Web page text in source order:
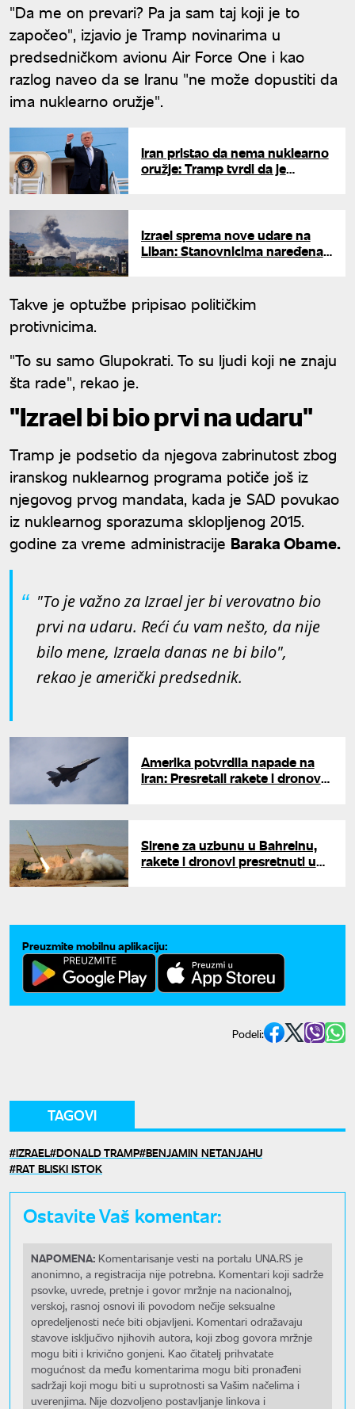
"Da me on prevari? Pa ja sam taj koji je to
započeo", izjavio je Tramp novinarima u
predsedničkom avionu Air Force One i kao
razlog naveo da se Iranu "ne može dopustiti da
ima nuklearno oružje".
Iran pristao da nema nuklearno
oružje: Tramp tvrdi da je
Izrael sprema nove udare na
Liban: Stanovnicima naređena
Takve je optužbe pripisao političkim
protivnicima.
"To su samo Glupokrati. To su ljudi koji ne znaju
šta rade", rekao je.
"Izrael bi bio prvi na udaru"
Tramp je podsetio da njegova zabrinutost zbog
iranskog nuklearnog programa potiče još iz
njegovog prvog mandata, kada je SAD povukao
iz nuklearnog sporazuma sklopljenog 2015.
godine za vreme administracije Baraka Obame.
"To je važno za Izrael jer bi verovatno bio
prvi na udaru. Reći ću vam nešto, da nije
bilo mene, Izraela danas ne bi bilo",
rekao je američki predsednik.
Amerika potvrdila napade na
Iran: Presretali rakete i dronove
Sirene za uzbunu u Bahreinu,
rakete i dronovi presretnuti u
Preuzmite mobilnu aplikaciju:
Podeli:
TAGOVI
IZRAEL DONALD TRAMP BENJAMIN NETANJAHU
RAT BLISKI ISTOK
Ostavite Vaš komentar:
NAPOMENA: Komentarisanje vesti na portalu UNA.RS je
anonimno, a registracija nije potrebna. Komentari koji sadrže
psovke, uvrede, pretnje i govor mržnje na nacionalnoj,
verskoj, rasnoj osnovi ili povodom nečije seksualne
opredeljenosti neće biti objavljeni. Komentari odražavaju
stavove isključivo njihovih autora, koji zbog govora mržnje
mogu biti i krivično gonjeni. Kao čitatelj prihvatate
mogućnost da među komentarima mogu biti pronađeni
sadržaji koji mogu biti u suprotnosti sa Vašim načelima i
uverenjima. Nije dozvoljeno postavljanje linkova i